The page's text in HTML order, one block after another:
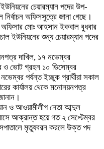
চেয়ারম্যান পদের উপ-
নির্বাচন অফিসসুত্রে জানা গেছে।
অফিসার মোঃ আহসান ইকবাল বুধবার
ইউনিয়নের শুন্য চেয়ারম্যান পদের
দাখিল, ১৭ নভেম্বর
ও ভোট গ্রহন ১০ ডিসেম্বর
পর্যন্ত ইচ্ছুক প্রার্থীরা সকাল
কার্যালয় থেকে মনোনয়নপত্র
ও আওয়ামীলীগ নেতা আব্দুল
আক্রান্ত হয়ে গত ২ সেপ্টেম্বর
মৃত্যুবরন করলে উক্ত পদ